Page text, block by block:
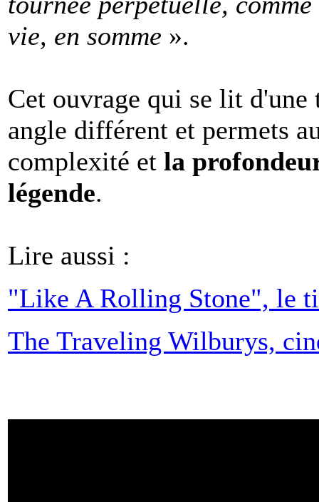
vie, en somme ».
Cet ouvrage qui se lit d'une
angle différent et permets
complexité et la
légende.
Lire aussi :
"Like A Rolling Stone", le
The Traveling Wilburys,